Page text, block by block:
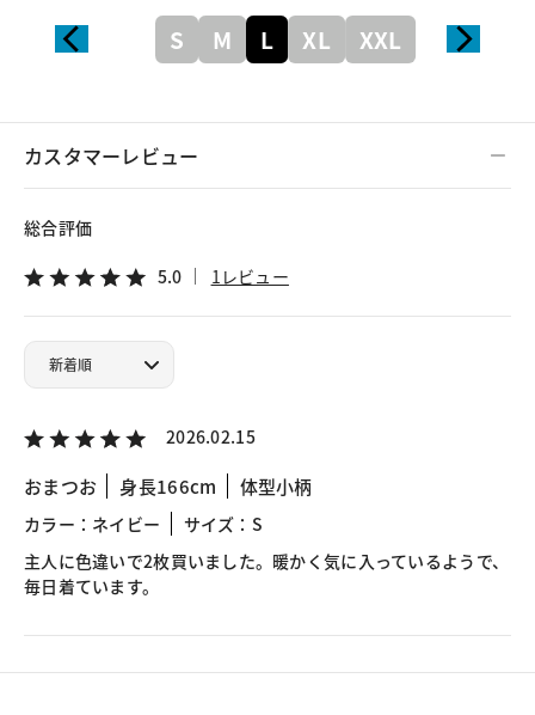
S M L XL XXL
カスタマーレビュー
総合評価
5.0 1レビュー
2026.02.15
おまつお 身長166cm 体型小柄
カラー：ネイビー
サイズ：S
主人に色違いで2枚買いました。暖かく気に入っているようで、
毎日着ています。